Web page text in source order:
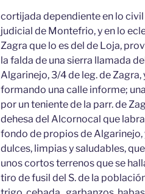
cortijada dependiente en lo
judicial de Montefrio, y en lo
Zagra que lo es del de Loja,
la falda de una sierra llamada
Algarinejo, 3/4 de leg. de
formando una calle informe;
por un teniente de la parr. de
dehesa del Alcornocal que
fondo de propios de Algarinejo,
dulces, limpias y saludables,
unos cortos terrenos que se
tiro de fusil del S. de la